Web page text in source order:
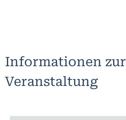
Informationen zur
Veranstaltung